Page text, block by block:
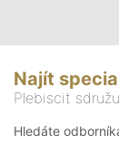
Najít
Plebiscit
Hledáte